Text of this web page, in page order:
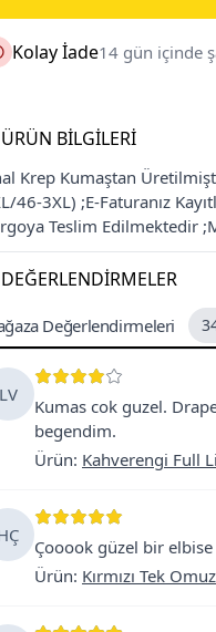
Kolay İade14 gün içinde
ÜRÜN BILGILERI
Krep Kumaştan
46-3XL) ;E-Faturanız
Teslim Edilmektedir
DEĞERLENDIRMELER
Değerlendirmeleri
LV
Kumas cok guzel.
begendim.
Ürün: Kahverengi Full
Çooook güzel bir
Ürün: Kırmızı Tek